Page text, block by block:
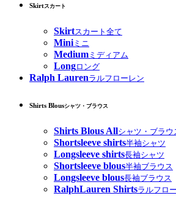
Skirtスカート
Skirtスカート全て
Miniミニ
Medium ミディアム
Longロング
Ralph Laurenラルフローレン
Shirts Blousシャツ・ブラウス
Shirts Blous Allシャツ・ブラウ
Shortsleeve shirts半袖シャツ
Longsleeve shirts長袖シャツ
Shortsleeve blous半袖ブラウス
Longsleeve blous長袖ブラウス
RalphLauren Shirtsラルフロ